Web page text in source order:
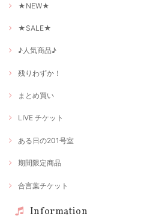
★NEW★
★SALE★
♪人気商品♪
残りわずか！
まとめ買い
LIVE チケット
ある日の201号室
期間限定商品
合言葉チケット
Information